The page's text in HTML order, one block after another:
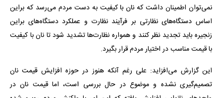
نمی‌توان اطمینان داشت که نان با کیفیت به دست مردم می‌رسد که براین
اساس دستگاه‌های نظارتی بر فرآیند نظارت و عملکرد دستگاه‌های براین
زنجیره باید تجدید نظر کنند و همواره نظارت‌ها تشدید شود تا نان با کیفیت
با قیمت مناسب در اختیار مردم قرار بگیرد.
این گزارش می‌افزاید: علی رغم آنکه هنوز در حوزه افزایش قیمت نان
تصمیم‌گیری نشده و موضوع در حال بررسی است، اما قیمت نان در